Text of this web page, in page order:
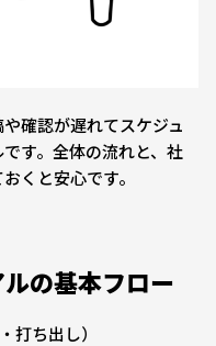
確認が遅れてスケジュ
す。全体の流れと、社
くと安心です。
の基本フロー
打ち出し）